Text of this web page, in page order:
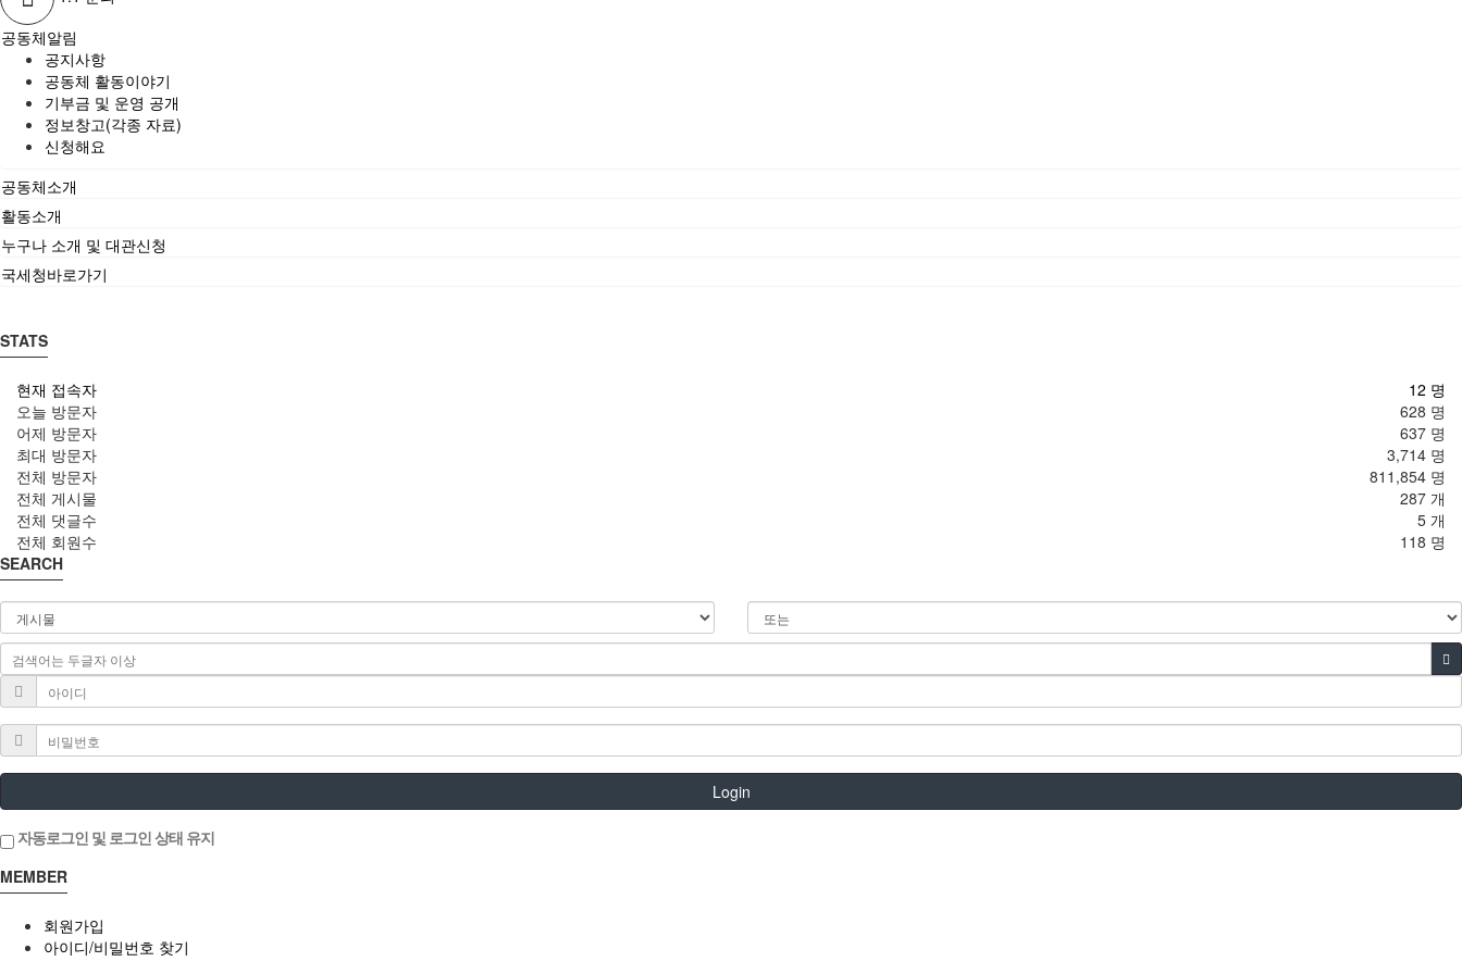
공동체알림
공지사항
공동체 활동이야기
기부금 및 운영 공개
정보창고(각종 자료)
신청해요
공동체소개
활동소개
누구나 소개 및 대관신청
국세청바로가기
STATS
12 명
현재 접속자
628 명
오늘 방문자
637 명
어제 방문자
3,714 명
최대 방문자
811,854 명
전체 방문자
287 개
전체 게시물
5 개
전체 댓글수
118 명
전체 회원수
SEARCH
Login
자동로그인 및 로그인 상태 유지
MEMBER
회원가입
아이디/비밀번호 찾기